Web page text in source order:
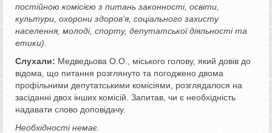
постійною комісією з питань законності, освіти,
культури, охорони здоров’я, соціального захисту
населення, молоді, спорту, депутатської діяльності та
етики).
Слухали: Медведьова О.О., міського голову, який довів до
відома, що питання розглянуто та погоджено двома
профільними депутатськими комісіями, розглядалося на
засіданні двох інших комісій. Запитав, чи є необхідність
надавати слово доповідачу.
Необхідності немає.